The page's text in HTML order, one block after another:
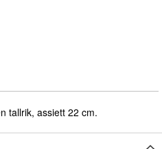
tallrik, assiett 22 cm.